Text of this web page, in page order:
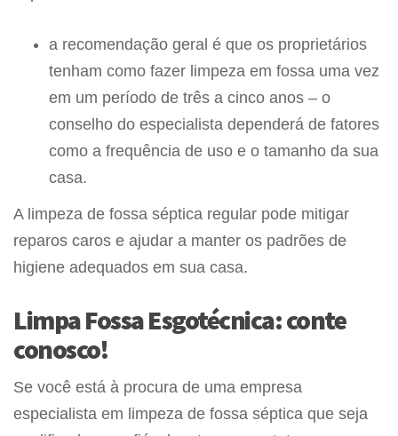
a recomendação geral é que os proprietários
tenham como fazer limpeza em fossa uma vez
em um período de três a cinco anos – o
conselho do especialista dependerá de fatores
como a frequência de uso e o tamanho da sua
casa.
A limpeza de fossa séptica regular pode mitigar
reparos caros e ajudar a manter os padrões de
higiene adequados em sua casa.
Limpa Fossa Esgotécnica: conte
conosco!
Se você está à procura de uma empresa
especialista em limpeza de fossa séptica que seja